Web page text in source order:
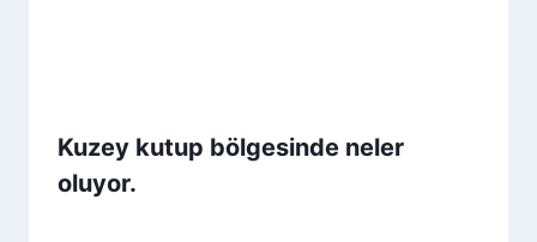
Kuzey kutup bölgesinde neler
oluyor.